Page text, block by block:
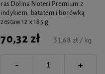
ras Dolina Noteci Premium z
indykiem, batatem i borówką
zestaw 12 x 185 g
70,32 zł 31,68 zł / kg
- +